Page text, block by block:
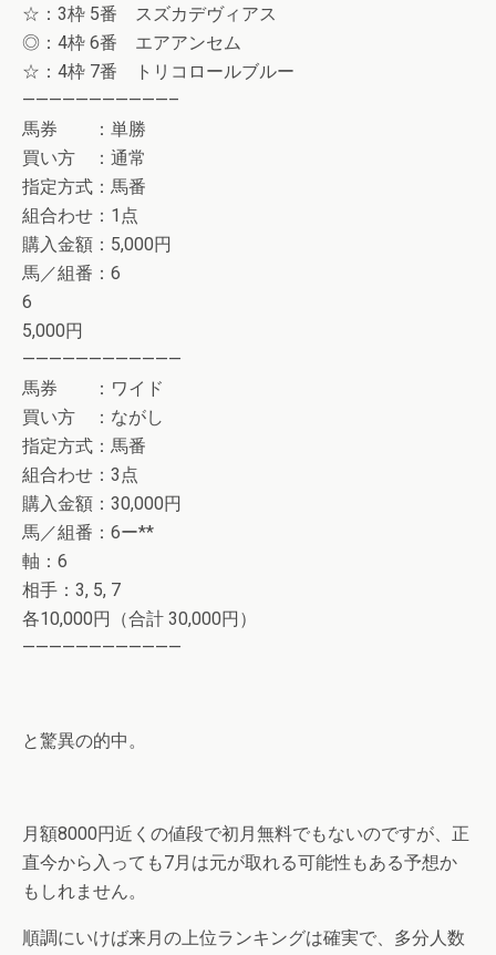
☆：3枠 5番 スズカデヴィアス
◎：4枠 6番 エアアンセム
☆：4枠 7番 トリコロールブルー
———————————–
馬券 ：単勝
買い方 ：通常
指定方式：馬番
組合わせ：1点
購入金額：5,000円
馬／組番：6
6
5,000円
————————————
馬券 ：ワイド
買い方 ：ながし
指定方式：馬番
組合わせ：3点
購入金額：30,000円
馬／組番：6ー**
軸：6
相手：3, 5, 7
各10,000円（合計 30,000円）
————————————
と驚異の的中。
月額8000円近くの値段で初月無料でもないのですが、正
直今から入っても7月は元が取れる可能性もある予想か
もしれません。
順調にいけば来月の上位ランキングは確実で、多分人数